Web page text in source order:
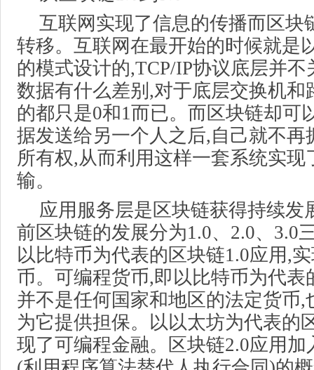
互联网实现了信息的传播而区块
转移。互联网在最开始的时候就是
的模式设计的,TCP/IP协议底层并
数据有什么差别,对于底层交换机和
的都只是0和1而已。而区块链却可
据发送给另一个人之后,自己就不再
所有权,从而利用这样一套系统实现
输。
应用服务层是区块链获得持续发
前区块链的发展分为1.0、2.0、3.0
以比特币为代表的区块链1.0应用,
币。可编程货币,即以比特币为代表
并不是任何国家和地区的法定货币,
为它提供担保。以以太坊为代表的
现了可编程金融。区块链2.0应用